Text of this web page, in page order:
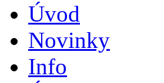
Úvod
Novinky
Info